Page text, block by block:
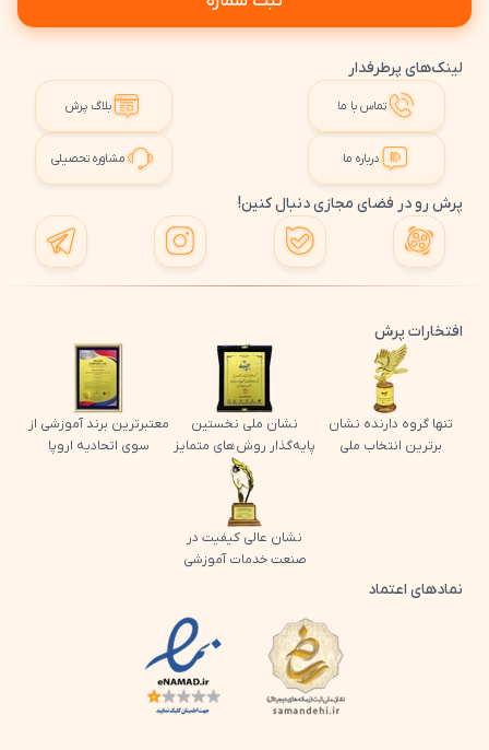
لینک‌های پرطرفدار
تماس با ما بلاگ پرش
درباره ما مشاوره تحصیلی
پرش رو در فضای مجازی دنبال کنین!
افتخارات پرش
تنها گروه دارنده نشان
برترین انتخاب ملی
نشان ملی نخستین
پایه‌گذار روش‌های متمایز
معتبرترین برند آموزشی از
سوی اتحادیه اروپا
نشان عالی کیفیت در
صنعت خدمات آموزشی
نمادهای اعتماد
لوگو اینماد پرش